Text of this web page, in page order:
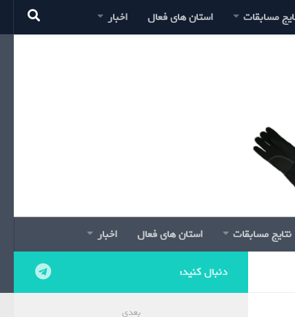
مسابقات استان های فعال اخبار
نتایج مسابقات استان های فعال اخبار
دنبال کنید:
بعدی